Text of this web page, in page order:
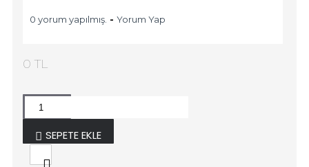
0 yorum yapılmış. - Yorum Yap
0 TL
SEPETE EKLE